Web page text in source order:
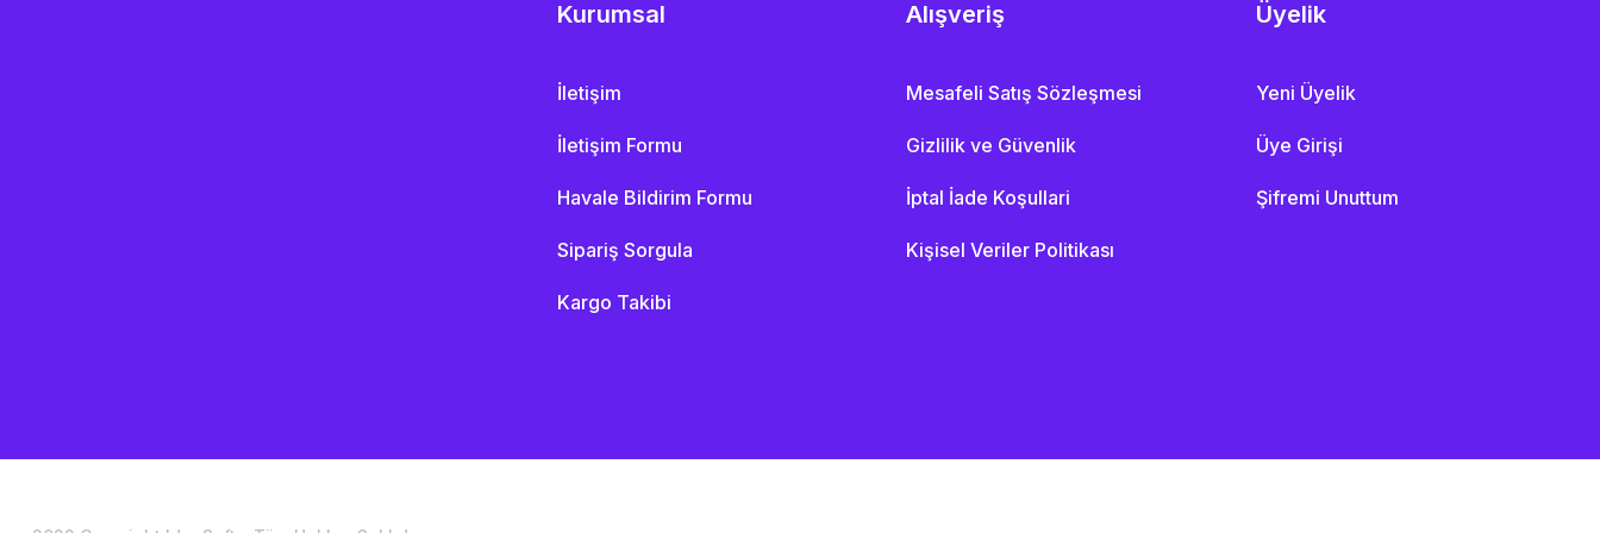
Kurumsal
İletişim
İletişim Formu
Havale Bildirim Formu
Sipariş Sorgula
Kargo Takibi
Alışveriş
Mesafeli Satış Sözleşmesi
Gizlilik ve Güvenlik
İptal İade Koşullari
Kişisel Veriler Politikası
Üyelik
Yeni Üyelik
Üye Girişi
Şifremi Unuttum